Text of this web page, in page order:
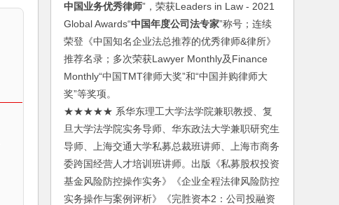
中国业务优秀律师”，荣获Leaders in Law - 2021
Global Awards“中国年度公司法专家”称号；连续
荣登《中国知名企业法总推荐的优秀律师&律所》
推荐名录；多次荣获Lawyer Monthly及Finance
Monthly“中国TMT律师大奖”和“中国并购律师大
奖”等奖项。
★★★★★ 系华东理工大学法学院兼职教授、复
旦大学法学院实务导师、华东政法大学兼职研究生
导师、上海交通大学私募总裁班讲师、上海市商务
委跨国经营人才培训班讲师。出版《私募股权投资
基金风险防控操作实务》《企业全程法律风险防控
实务操作与案例评析》《完胜资本2：公司投融资